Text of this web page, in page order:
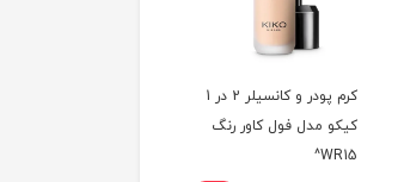
کرم پودر و کانسیلر 2 در 1
کیکو مدل فول کاور رنگ
WR15^